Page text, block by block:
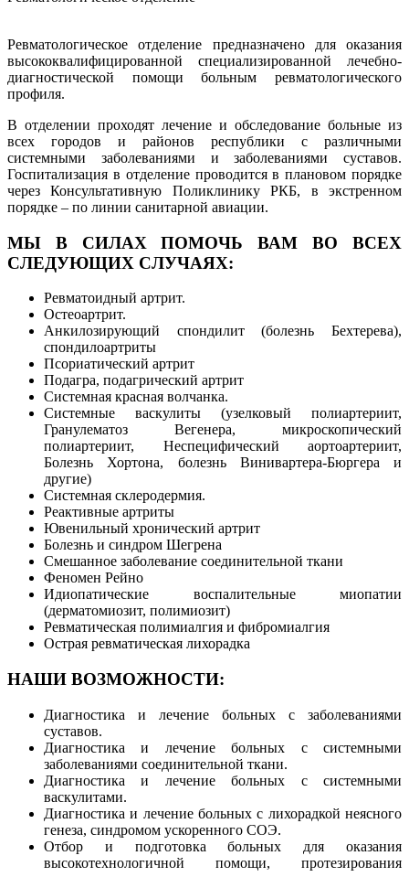
Ревматологическое отделение предназначено для оказания
высококвалифицированной специализированной лечебно-
диагностической помощи больным ревматологического
профиля.
В отделении проходят лечение и обследование больные из
всех городов и районов республики с различными
системными заболеваниями и заболеваниями суставов.
Госпитализация в отделение проводится в плановом порядке
через Консультативную Поликлинику РКБ, в экстренном
порядке – по линии санитарной авиации.
МЫ В СИЛАХ ПОМОЧЬ ВАМ ВО ВСЕХ
СЛЕДУЮЩИХ СЛУЧАЯХ:
Ревматоидный артрит.
Остеоартрит.
Анкилозирующий спондилит (болезнь Бехтерева),
спондилоартриты
Псориатический артрит
Подагра, подагрический артрит
Системная красная волчанка.
Системные васкулиты (узелковый полиартериит,
Гранулематоз Вегенера, микроскопический
полиартериит, Неспецифический аортоартериит,
Болезнь Хортона, болезнь Винивартера-Бюргера и
другие)
Системная склеродермия.
Реактивные артриты
Ювенильный хронический артрит
Болезнь и синдром Шегрена
Смешанное заболевание соединительной ткани
Феномен Рейно
Идиопатические воспалительные миопатии
(дерматомиозит, полимиозит)
Ревматическая полимиалгия и фибромиалгия
Острая ревматическая лихорадка
НАШИ ВОЗМОЖНОСТИ:
Диагностика и лечение больных с заболеваниями
суставов.
Диагностика и лечение больных с системными
заболеваниями соединительной ткани.
Диагностика и лечение больных с системными
васкулитами.
Диагностика и лечение больных с лихорадкой неясного
генеза, синдромом ускоренного СОЭ.
Отбор и подготовка больных для оказания
высокотехнологичной помощи, протезирования